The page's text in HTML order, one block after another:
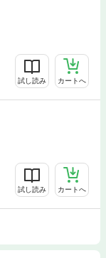
試し読み カートへ
試し読み カートへ